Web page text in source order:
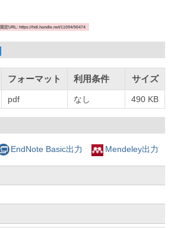
固定URL: https://hdl.handle.net/11094/90474
フォーマット 利用条件 サイズ
pdf なし 490 KB
EndNote Basic出力 Mendeley出力